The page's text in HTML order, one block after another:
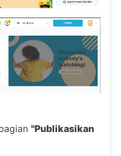
"Publikasikan